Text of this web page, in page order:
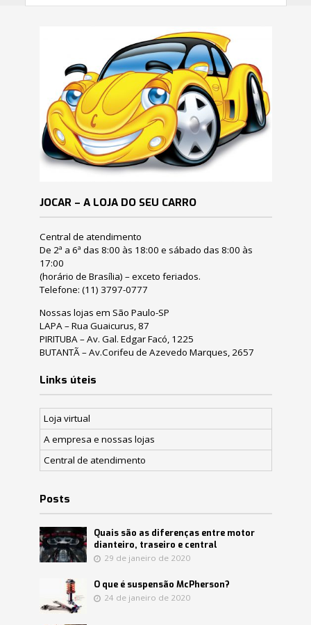
JOCAR – A LOJA DO SEU CARRO
Central de atendimento
De 2ª a 6ª das 8:00 às 18:00 e sábado das 8:00 às
17:00
(horário de Brasília) – exceto feriados.
Telefone: (11) 3797-0777
Nossas lojas em São Paulo-SP
LAPA – Rua Guaicurus, 87
PIRITUBA – Av. Gal. Edgar Facó, 1225
BUTANTÃ – Av.Corifeu de Azevedo Marques, 2657
Links úteis
Loja virtual
A empresa e nossas lojas
Central de atendimento
Posts
Quais são as diferenças entre motor
dianteiro, traseiro e central
29 de janeiro de 2020
O que é suspensão McPherson?
24 de janeiro de 2020